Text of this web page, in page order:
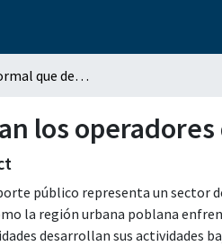
El trabajo informal que desarrollan los operadores del transporte público
los
público representa un sector
la región urbana poblana
desarrollan sus actividades